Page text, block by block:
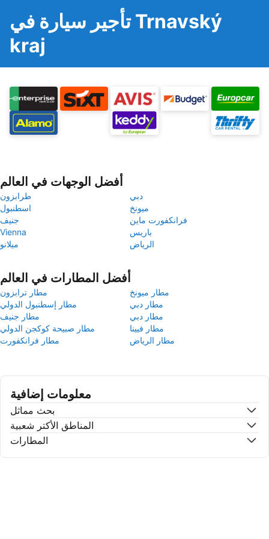
تأجير سيارة في Trnavský
kraj
أفضل الوجهات في العالم
طرابزون
دبي
اسطنبول
ميونخ
جنيف
فرانكفورت ماين
Vienna
باريس
ميلانو
الرياض
أفضل المطارات في العالم
مطار ترابزون
مطار ميونخ
مطار إسطنبول الدولي
مطار دبي
مطار جنيف
مطار دبي
مطار صبيحة كوكجن الدولي
مطار فيينا
مطار فرانكفورت
مطار الرياض
معلومات إضافية
بحث مماثل
المناطق الأكتر شعبية
المطارات